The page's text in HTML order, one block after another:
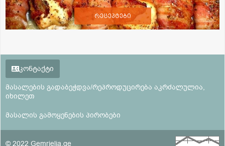
რეცეპტები
კონტაქტი
მასალების გადაბეჭდვა/რეპროდუცირება აკრძალულია,
იხილეთ
მასალის გამოყენების პირობები
© 2022 Gemrielia.ge